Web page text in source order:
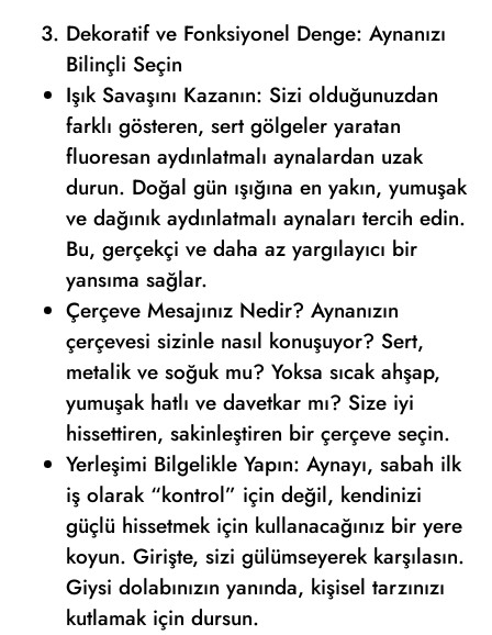
Dekoratif ve Fonksiyonel Denge: Aynanızı
Bilinçli Seçin
Işık Savaşını Kazanın: Sizi olduğunuzdan
farklı gösteren, sert gölgeler yaratan
fluoresan aydınlatmalı aynalardan uzak
durun. Doğal gün ışığına en yakın, yumuşak
ve dağınık aydınlatmalı aynaları tercih edin.
Bu, gerçekçi ve daha az yargılayıcı bir
yansıma sağlar.
Çerçeve Mesajınız Nedir? Aynanızın
çerçevesi sizinle nasıl konuşuyor? Sert,
metalik ve soğuk mu? Yoksa sıcak ahşap,
yumuşak hatlı ve davetkar mı? Size iyi
hissettiren, sakinleştiren bir çerçeve seçin.
Yerleşimi Bilgelikle Yapın: Aynayı, sabah ilk
iş olarak “kontrol” için değil, kendinizi
güçlü hissetmek için kullanacağınız bir yere
koyun. Girişte, sizi gülümseyerek karşılasın.
Giysi dolabınızın yanında, kişisel tarzınızı
kutlamak için dursun.